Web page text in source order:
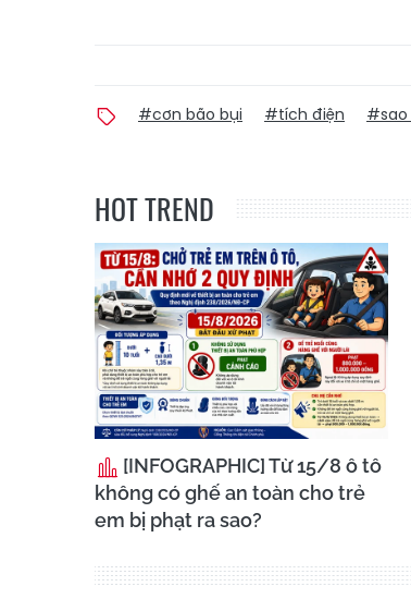
#cơn bão bụi #tích điện #sao
HOT TREND
[INFOGRAPHIC] Từ 15/8 ô tô
không có ghế an toàn cho trẻ
em bị phạt ra sao?